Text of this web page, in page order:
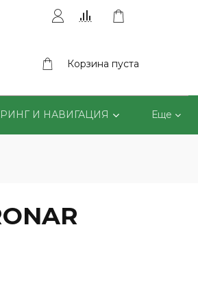
Корзина пуста
И НАВИГАЦИЯ Еще